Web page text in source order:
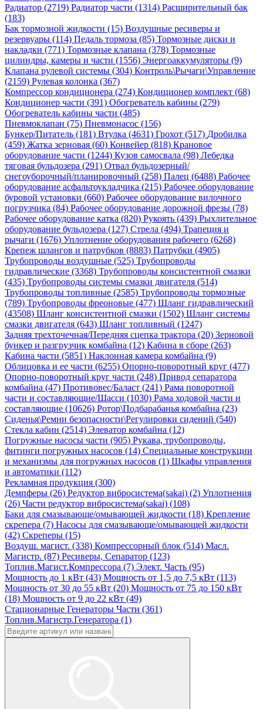
Радиатор (2719) Радиатор части (1314) Расширительный бак
(183)
Бак тормозной жидкости (15) Воздушные ресиверы и
резервуары (114) Педаль тормоза (85) Тормозные диски и
накладки (771) Тормозные клапана (378) Тормозные
цилиндры, камеры и части (1556) Энергоаккумуляторы (9)
Клапана рулевой системы (304) Контроль\Рычаги\Управление
(2159) Рулевая колонка (367)
Компрессор кондиционера (274) Кондиционер комплект (68)
Кондиционер части (391) Обогреватель кабины (279)
Обогреватель кабины части (485)
Пневмоклапан (75) Пневмонасос (156)
Бункер/Питатель (181) Втулка (4631) Грохот (517) Дробилка
(459) Жатка зерновая (60) Конвейер (818) Крановое
оборудование части (1244) Кузов самосвала (98) Лебедка
тяговая бульдозера (291) Отвал бульдозерный/
снегоуборочный/планировочный (258) Палец (6488) Рабочее
оборудование асфальтоукладчика (215) Рабочее оборудование
буровой установки (660) Рабочее оборудование вилочного
погрузчика (84) Рабочее оборудование дорожной фрезы (78)
Рабочее оборудование катка (820) Рукоять (439) Рыхлительное
оборудование бульдозера (127) Стрела (494) Трапеция и
рычаги (1676) Уплотнение оборудования рабочего (6268)
Крепеж шлангов и патрубков (8883) Патрубки (4905)
Трубопроводы воздушные (525) Трубопроводы
гидравлические (3368) Трубопроводы консистентной смазки
(435) Трубопроводы системы смазки двигателя (514)
Трубопроводы топливные (2585) Трубопроводы тормозные
(789) Трубопроводы фреоновые (477) Шланг гидравлический
(43508) Шланг консистентной смазки (1502) Шланг системы
смазки двигателя (643) Шланг топливный (1247)
Задняя трехточечная/Передняя сцепка трактора (20) Зерновой
бункер и разгрузчик комбайна (12) Кабина в сборе (263)
Кабина части (5851) Наклонная камера комбайна (9)
Облицовка и ее части (6255) Опорно-поворотный круг (477)
Опорно-поворотный круг части (248) Привод сепаратора
комбайна (47) Противовес/Баласт (241) Рама поворотной
части и составляющие/Шасси (1030) Рама ходовой части и
составляющие (10626) Ротор\Подбарабанья комбайна (23)
Сиденья\Ремни безопасности\Регулировки сидений (540)
Стекла кабин (2514) Элеватор комбайна (12)
Погружные насосы части (905) Рукава, трубопроводы,
фитинги погружных насосов (14) Специальные конструкции
и механизмы для погружных насосов (1) Шкафы управления
и автоматики (112)
Рекламная продукция (300)
Демпферы (26) Редуктор вибросистема(sakai) (2) Уплотнения
(26) Части редуктор вибросистема(sakai) (108)
Баки для смазывающе/омывающей жидкости (18) Крепление
скрепера (7) Насосы для смазывающе/омывающей жидкости
(42) Скреперы (15)
Воздуш. магист. (338) Компрессорный блок (514) Масл.
Магистр. (87) Ресиверы, Сепаратор (123)
Топлив.Магист.Компрессора (7) Элект. Часть (95)
Мощность до 1 кВт (43) Мощность от 1,5 до 7,5 кВт (113)
Мощность от 30 до 55 кВт (20) Мощность от 75 до 150 кВт
(18) Мощность от 9 до 22 кВт (49)
Стационарные Генераторы Части (361)
Топлив.Магистр.Генератора (1)